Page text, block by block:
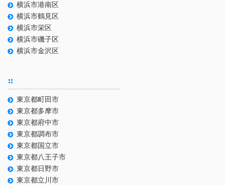
横浜市港南区
横浜市鶴見区
横浜市栄区
横浜市磯子区
横浜市金沢区
東京都町田市
東京都多摩市
東京都府中市
東京都調布市
東京都国立市
東京都八王子市
東京都日野市
東京都立川市